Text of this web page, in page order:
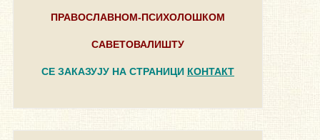
ПРАВОСЛАВНОМ-ПСИХОЛОШКОМ
САВЕТОВАЛИШТУ
СЕ ЗАКАЗУЈУ НА СТРАНИЦИ КОНТАКТ